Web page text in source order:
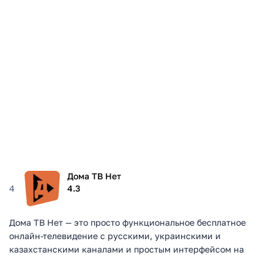
4
Дома ТВ Нет
4.3
Дома ТВ Нет — это просто функциональное бесплатное
онлайн-телевидение с русскими, украинскими и
казахстанскими каналами и простым интерфейсом на